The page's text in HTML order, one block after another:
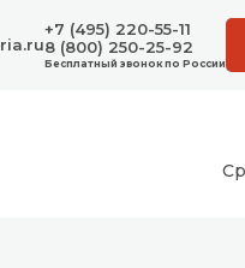
+7 (495) 220-55-11
8 (800) 250-25-92
Бесплатный звонок по России